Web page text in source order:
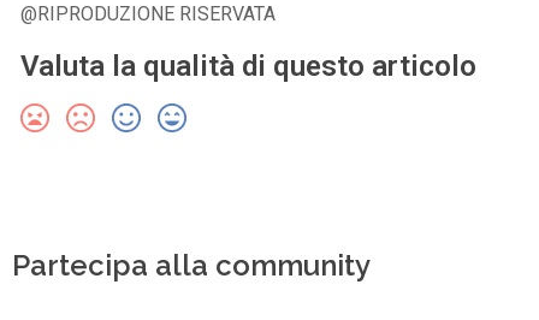
@RIPRODUZIONE RISERVATA
Valuta la qualità di questo articolo
Partecipa alla community